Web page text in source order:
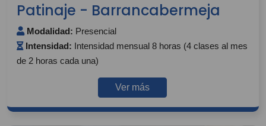
Patinaje - Barrancabermeja
Modalidad: Presencial
Intensidad: Intensidad mensual 8 horas (4 clases al mes
de 2 horas cada una)
Ver más